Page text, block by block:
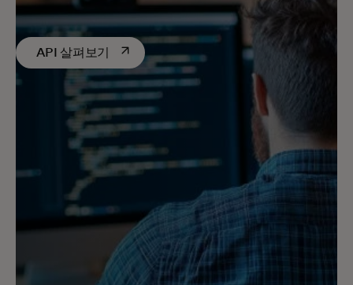
API 살펴보기 새 탭에서 열림